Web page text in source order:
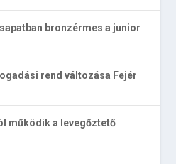
bronzérmes a junior
rend változása Fejér
működik a levegőztető